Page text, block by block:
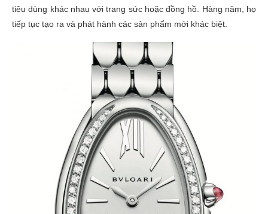
tiêu dùng khác nhau với trang sức hoặc đồng hồ. Hàng năm, họ
tiếp tục tạo ra và phát hành các sản phẩm mới khác biệt.